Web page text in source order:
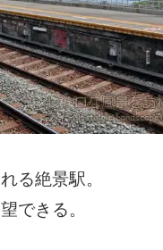
る絶景駅。
できる。